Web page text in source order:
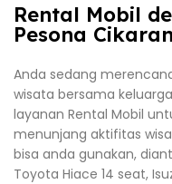
Rental Mobil
Pesona
Anda sedang
wisata bersama
layanan Rental Mobil
menunjang aktifitas
bisa anda gunakan,
Toyota Hiace 14 seat,